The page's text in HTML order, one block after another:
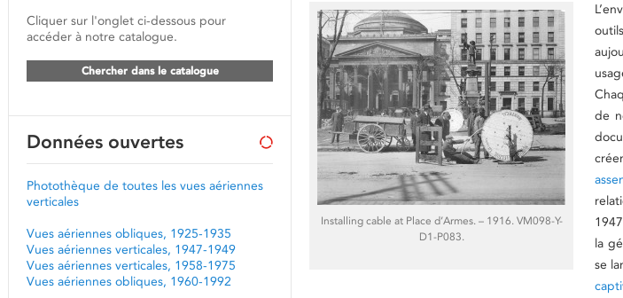
Installing cable at Place d’Armes. – 1916. VM098-Y-
D1-P083.
de
la
se
Cliquer sur l'onglet ci-dessous pour
accéder à notre catalogue.
Chercher dans le catalogue
Données ouvertes
Photothèque de toutes les vues aériennes
verticales
Vues aériennes obliques, 1925-1935
Vues aériennes verticales, 1947-1949
Vues aériennes verticales, 1958-1975
Vues aériennes obliques, 1960-1992